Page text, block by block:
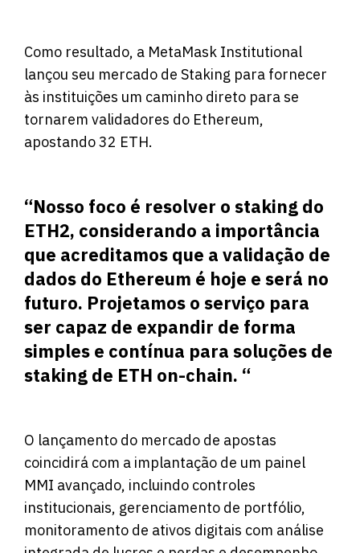
Como resultado, a MetaMask Institutional
lançou seu mercado de Staking para fornecer
às instituições um caminho direto para se
tornarem validadores do Ethereum,
apostando 32 ETH.
“Nosso foco é resolver o staking do
ETH2, considerando a importância
que acreditamos que a validação de
dados do Ethereum é hoje e será no
futuro. Projetamos o serviço para
ser capaz de expandir de forma
simples e contínua para soluções de
staking de ETH on-chain. “
O lançamento do mercado de apostas
coincidirá com a implantação de um painel
MMI avançado, incluindo controles
institucionais, gerenciamento de portfólio,
monitoramento de ativos digitais com análise